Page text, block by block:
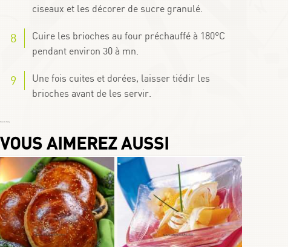
ciseaux et les décorer de sucre granulé.
Cuire les brioches au four préchauffé à 180°C
pendant environ 30 à mn.
Une fois cuites et dorées, laisser tiédir les
brioches avant de les servir.
VOUS AIMEREZ AUSSI